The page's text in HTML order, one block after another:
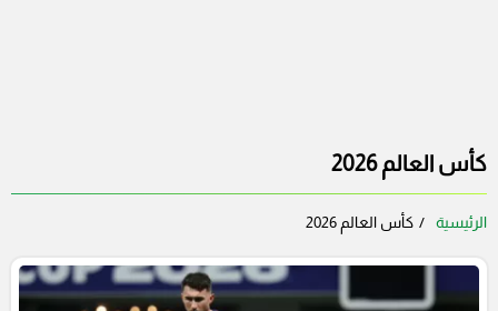
كأس العالم 2026
الرئيسية كأس العالم 2026